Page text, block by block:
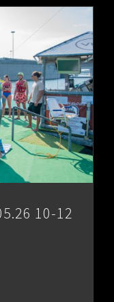
10-12